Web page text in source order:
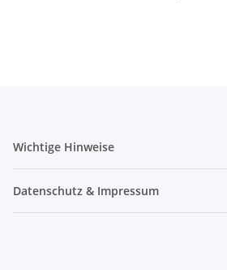
Wichtige Hinweise
Datenschutz & Impressum